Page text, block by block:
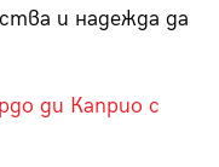
и надежда да
ди Каприо с